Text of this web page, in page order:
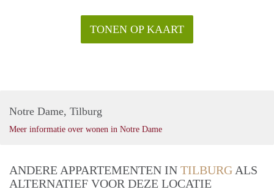
TONEN OP KAART
Notre Dame, Tilburg
Meer informatie over wonen in Notre Dame
ANDERE APPARTEMENTEN IN TILBURG ALS
ALTERNATIEF VOOR DEZE LOCATIE